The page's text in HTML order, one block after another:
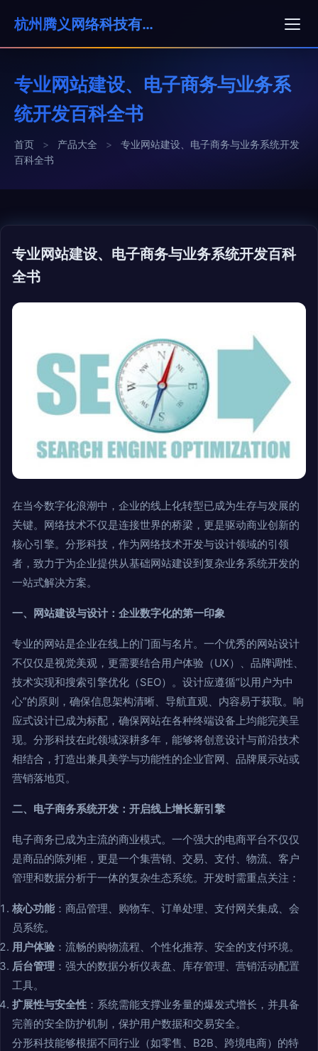
杭州腾义网络科技有限公司
专业网站建设、电子商务与业务系
统开发百科全书
首页 > 产品大全 >
专业网站建设、电子商务与业务系统开发
百科全书
专业网站建设、电子商务与业务系统开发百科
全书
在当今数字化浪潮中，企业的线上化转型已成为生存与发展的
关键。网络技术不仅是连接世界的桥梁，更是驱动商业创新的
核心引擎。分形科技，作为网络技术开发与设计领域的引领
者，致力于为企业提供从基础网站建设到复杂业务系统开发的
一站式解决方案。
一、网站建设与设计：企业数字化的第一印象
专业的网站是企业在线上的门面与名片。一个优秀的网站设计
不仅仅是视觉美观，更需要结合用户体验（UX）、品牌调性、
技术实现和搜索引擎优化（SEO）。设计应遵循“以用户为中
心”的原则，确保信息架构清晰、导航直观、内容易于获取。响
应式设计已成为标配，确保网站在各种终端设备上均能完美呈
现。分形科技在此领域深耕多年，能够将创意设计与前沿技术
相结合，打造出兼具美学与功能性的企业官网、品牌展示站或
营销落地页。
二、电子商务系统开发：开启线上增长新引擎
电子商务已成为主流的商业模式。一个强大的电商平台不仅仅
是商品的陈列柜，更是一个集营销、交易、支付、物流、客户
管理和数据分析于一体的复杂生态系统。开发时需重点关注：
核心功能 ：商品管理、购物车、订单处理、支付网关集成、会
员系统。
用户体验 ：流畅的购物流程、个性化推荐、安全的支付环境。
后台管理 ：强大的数据分析仪表盘、库存管理、营销活动配置
工具。
扩展性与安全性 ：系统需能支撑业务量的爆发式增长，并具备
完善的安全防护机制，保护用户数据和交易安全。
分形科技能够根据不同行业（如零售、B2B、跨境电商）的特